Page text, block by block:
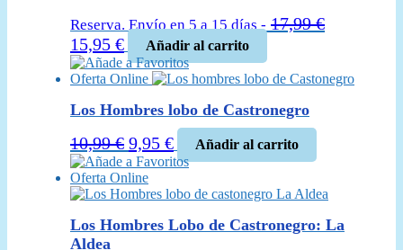
Reserva. Envío en 5 a 15 días - 17,99€
El
precio
original
era:
15,95 €El
precio
actual
es:
15,95 €.
Añadir al carrito
Añade a Favoritos
Oferta Online
Los Hombres lobo de Castronegro
10,99€ El
precio
original
era:
10,99 €.
9,95 €El
precio
es:
9,95 €.
Añadir al carrito
Añade a Favoritos
Oferta Online
Los Hombres Lobo de Castronegro: La
Aldea